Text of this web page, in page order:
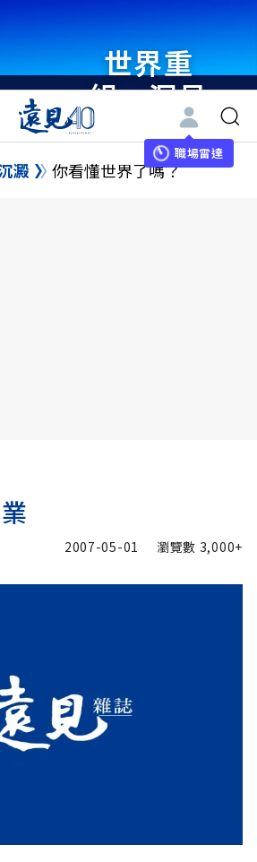
世界重
組・洞見
未來 與
世界領袖
職場雷達
澱 你看懂世界了嗎？
2007-05-01 瀏覽數 3,000+